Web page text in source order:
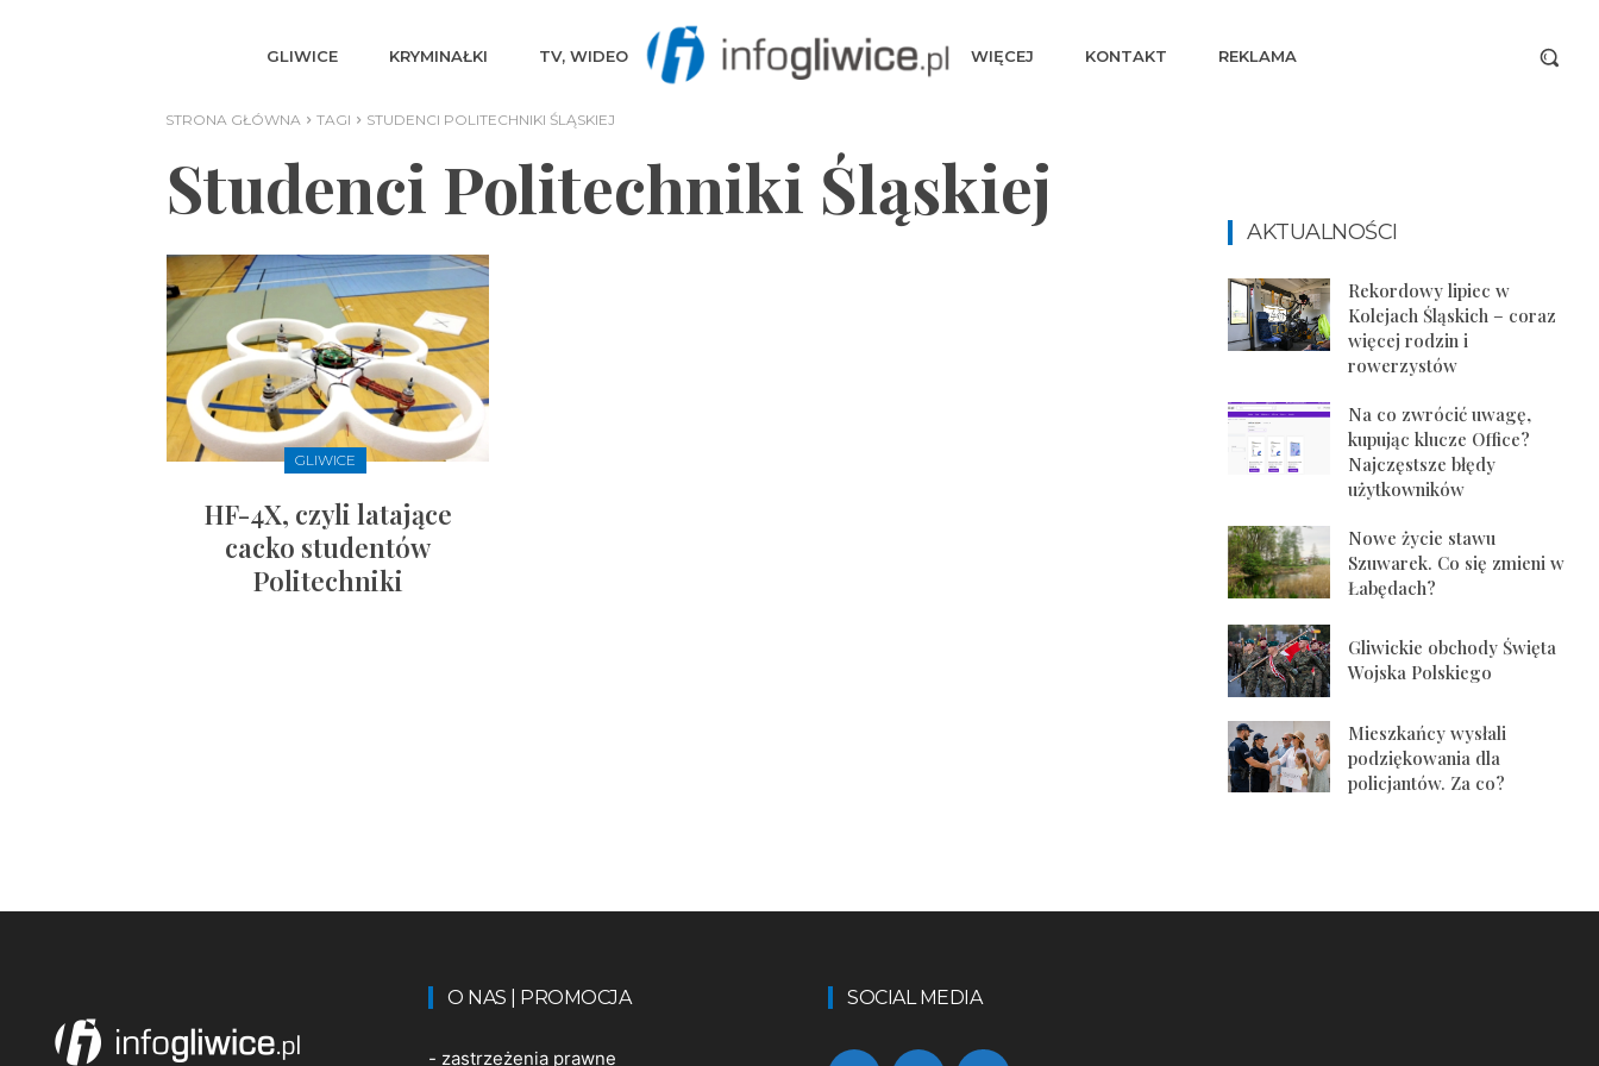
GLIWICE KRYMINAŁKI TV, WIDEO WIĘCEJ KONTAKT REKLAMA
STRONA GŁÓWNA TAGI STUDENCI POLITECHNIKI ŚLĄSKIEJ
Studenci Politechniki Śląskiej
GLIWICE
HF-4X, czyli latające
cacko studentów
Politechniki
AKTUALNOŚCI
Rekordowy lipiec w
Kolejach Śląskich – coraz
więcej rodzin i
rowerzystów
Na co zwrócić uwagę,
kupując klucze Office?
Najczęstsze błędy
użytkowników
Nowe życie stawu
Szuwarek. Co się zmieni w
Łabędach?
Gliwickie obchody Święta
Wojska Polskiego
Mieszkańcy wysłali
podziękowania dla
policjantów. Za co?
O NAS | PROMOCJA
- zastrzeżenia prawne
SOCIAL MEDIA